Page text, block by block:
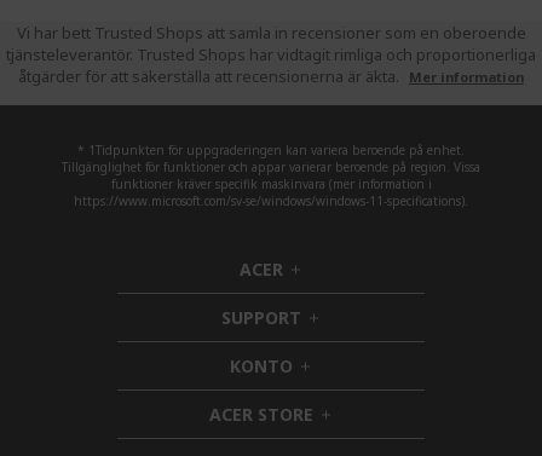
Vi har bett Trusted Shops att samla in recensioner som en oberoende
tjänsteleverantör. Trusted Shops har vidtagit rimliga och proportionerliga
åtgärder för att säkerställa att recensionerna är äkta.
Mer information
* 1Tidpunkten för uppgraderingen kan variera beroende på enhet.
Tillgänglighet för funktioner och appar varierar beroende på region. Vissa
funktioner kräver specifik maskinvara (mer information i
https://www.microsoft.com/sv-se/windows/windows-11-specifications).
ACER h
i
d
d
e
n
SUPPORT h
i
d
d
e
n
KONTO h
i
d
d
ACER STORE h
i